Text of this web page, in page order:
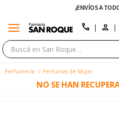
¡ENVÍOS A
menu call
Perfumería Perfumes de Mujer
NO SE HAN
close